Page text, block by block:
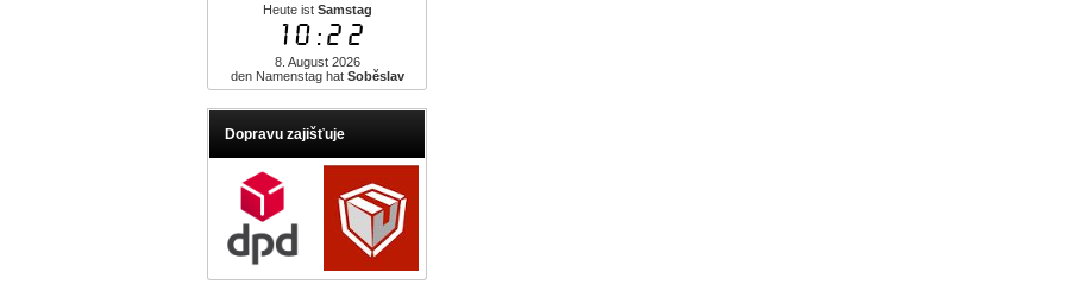
Heute ist Samstag
10:22
8. August 2026
den Namenstag hat Soběslav
Dopravu zajišťuje